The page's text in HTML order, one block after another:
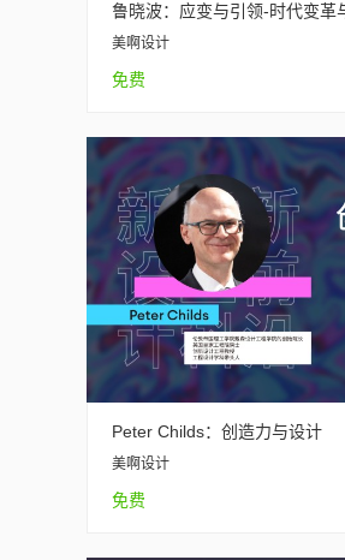
鲁晓波：应变与引领-时代变革
美啊设计
免费
Peter Childs：创造力与设计
美啊设计
免费